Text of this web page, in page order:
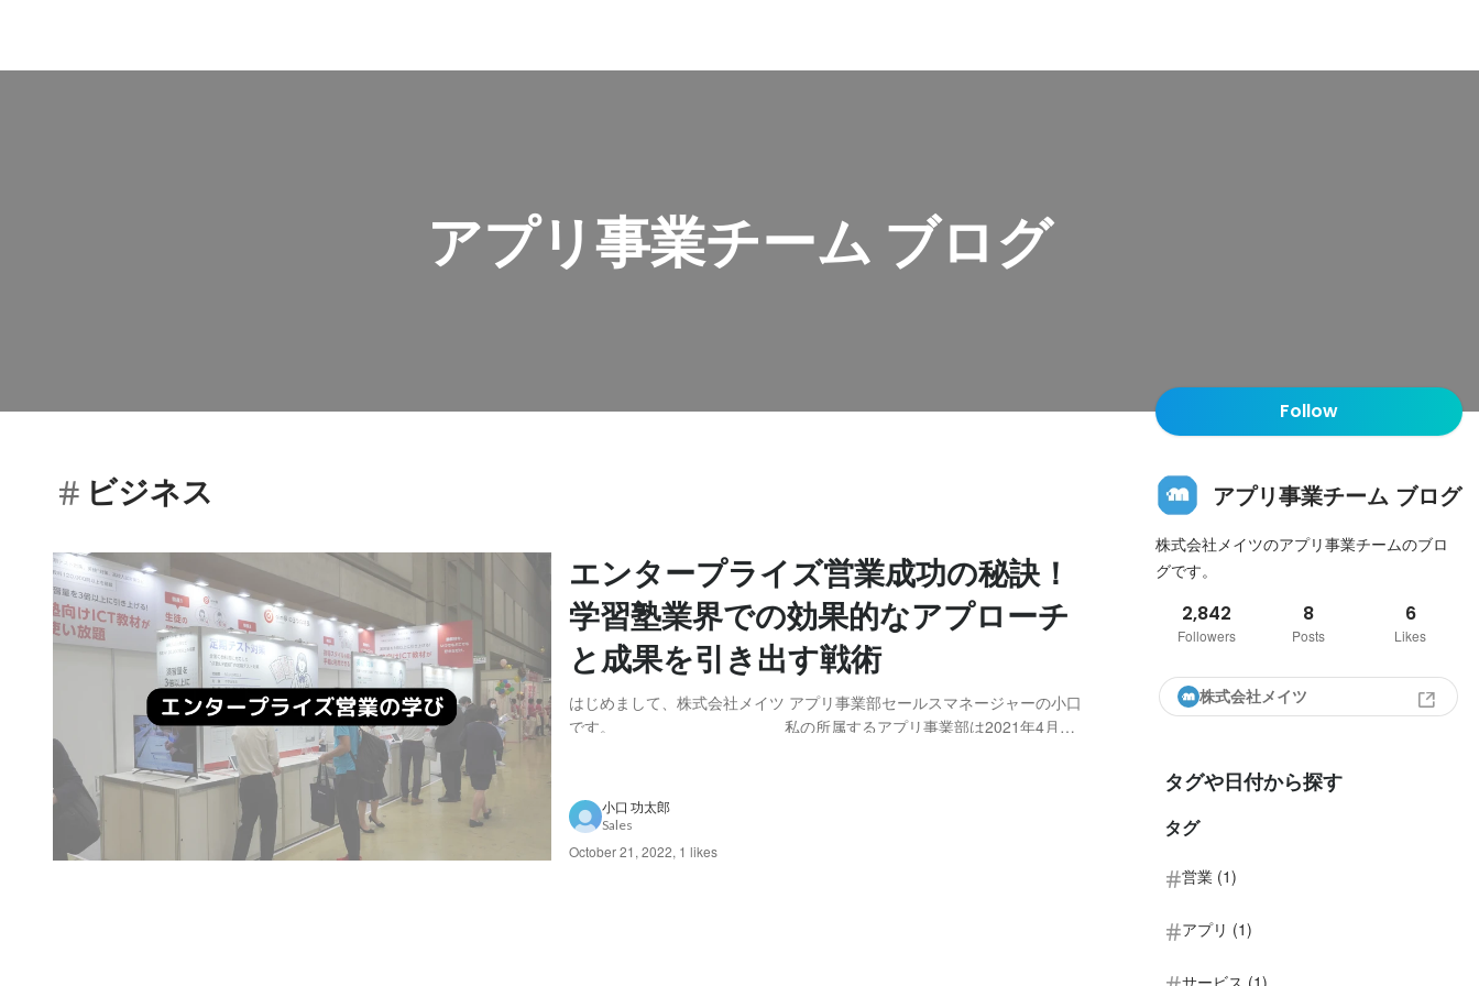
アプリ事業チーム ブログ
ビジネス
エンタープライズ営業成功の秘訣！
学習塾業界での効果的なアプローチ
と成果を引き出す戦術
はじめまして、株式会社メイツ アプリ事業部セールスマネージャーの小口
です。 私の所属するアプリ事業部は2021年4月に
する上で私が学んだ「エンタープライズ営業」...
小口 功太郎
Sales
October 21, 2022, 1 likes
Follow
アプリ事業チーム ブログ
株式会社メイツのアプリ事業チームのブロ
グです。
2,842
Followers
8
Posts
6
Likes
株式会社メイツ
タグや日付から探す
タグ
営業 (1)
アプリ (1)
サービス (1)